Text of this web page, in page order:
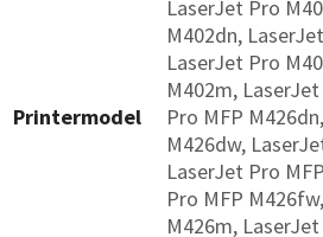
Printermodel
LaserJet Pro
M402dn,
LaserJet Pro
M402m,
Pro MFP
M426dw,
LaserJet Pro
Pro MFP
M426m,